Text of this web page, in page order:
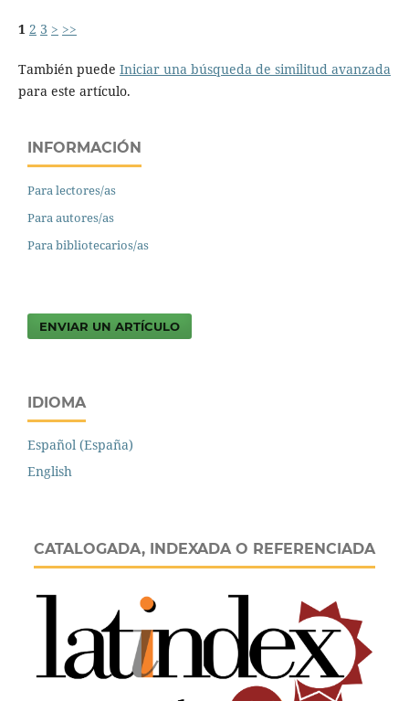
1 2 3 > >>
También puede Iniciar una búsqueda de similitud avanzada
para este artículo.
INFORMACIÓN
Para lectores/as
Para autores/as
Para bibliotecarios/as
ENVIAR UN ARTÍCULO
IDIOMA
Español (España)
English
CATALOGADA, INDEXADA O REFERENCIADA